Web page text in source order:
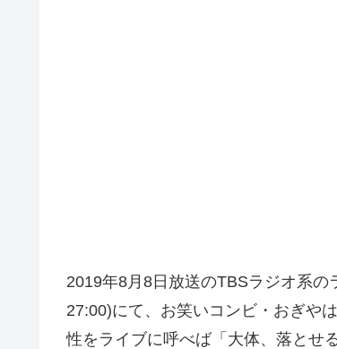
2019年8月8日放送のTBSラジオ系
27:00)にて、お笑いコンビ・おぎや
性をライブに呼べば「大体、落とせ